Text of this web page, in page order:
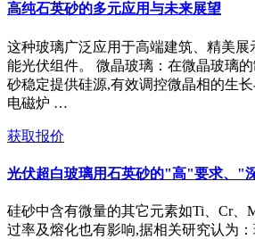
高纯石英砂的多元应用与未来展望
这种玻璃广泛应用于高端建筑、精美展
能光伏组件。 微晶玻璃：在微晶玻璃
砂稳定提供硅源,有效调控微晶相的生
电磁炉 …
获取报价
光伏超白玻璃用石英砂的"高"要求、
硅砂中含有微量的其它元素如Ti、Cr、
过率及熔化也有影响,据相关研究认为